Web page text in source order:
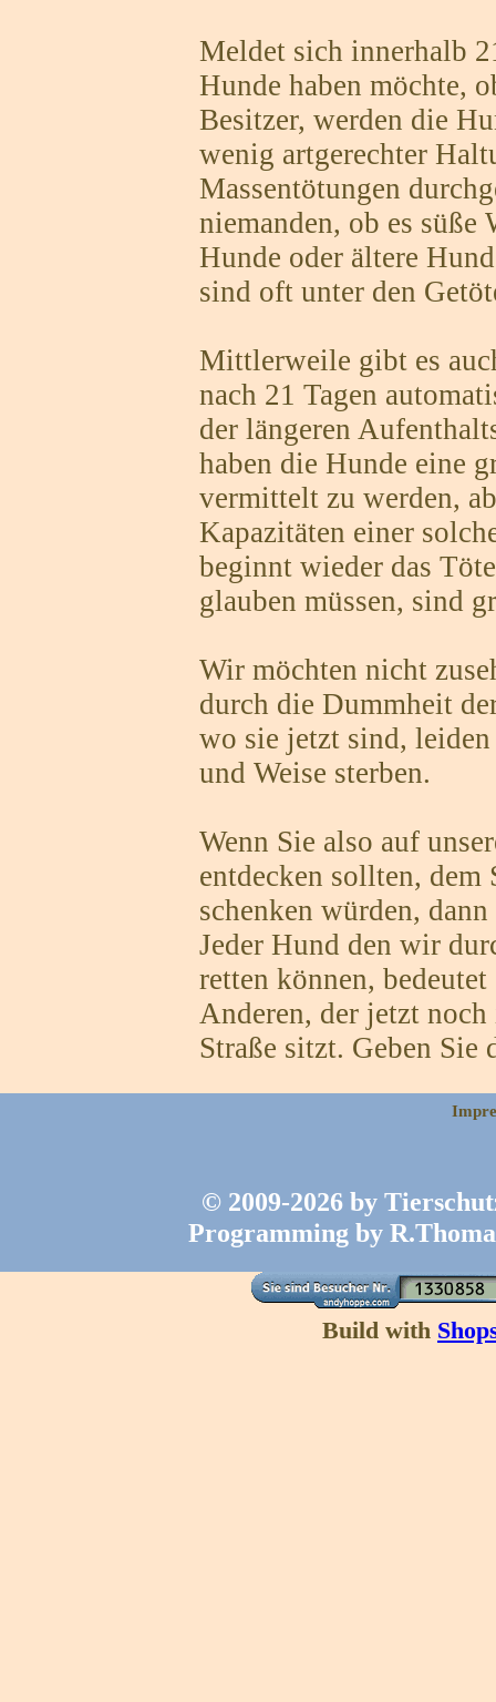
Meldet sich innerhalb
Hunde haben möchte,
Besitzer, werden die
wenig artgerechter
Massentötungen
niemanden, ob es süße
Hunde oder ältere
sind oft unter den
Mittlerweile gibt es
nach 21 Tagen
der längeren
haben die Hunde eine
vermittelt zu werden,
Kapazitäten einer
beginnt wieder das
glauben müssen, sind
Wir möchten nicht
durch die Dummheit
wo sie jetzt sind,
und Weise sterben.
Wenn Sie also auf
entdecken sollten, dem
schenken würden,
Jeder Hund den wir
retten können,
Anderen, der jetzt
Straße sitzt. Geben
© 2009-2026 by
Programming by
Build with